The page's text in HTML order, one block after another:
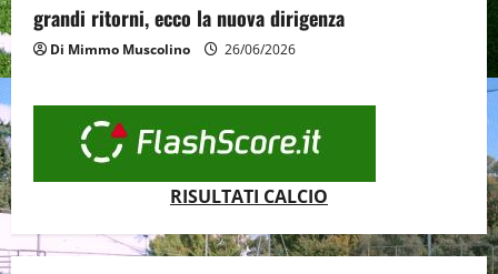
grandi ritorni, ecco la nuova dirigenza
Di Mimmo Muscolino 26/06/2026
RISULTATI CALCIO